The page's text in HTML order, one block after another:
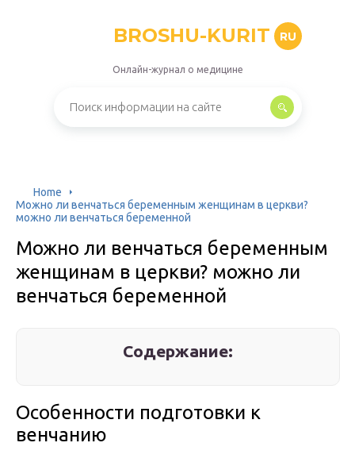
BROSHU-KURIT RU
Онлайн-журнал о медицине
Home
Можно ли венчаться беременным женщинам в церкви?
можно ли венчаться беременной
Можно ли венчаться беременным
женщинам в церкви? можно ли
венчаться беременной
Содержание:
Особенности подготовки к
венчанию